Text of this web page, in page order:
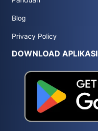
Blog
Privacy Policy
DOWNLOAD APLIKASI